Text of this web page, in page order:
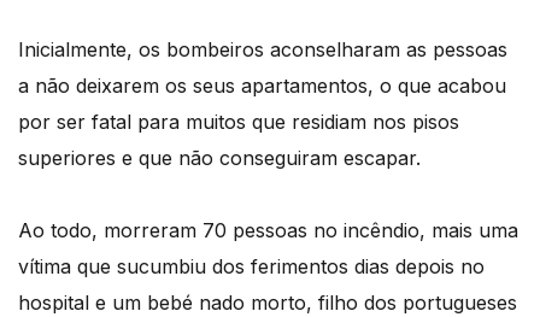
Inicialmente, os bombeiros aconselharam as pessoas
a não deixarem os seus apartamentos, o que acabou
por ser fatal para muitos que residiam nos pisos
superiores e que não conseguiram escapar.
Ao todo, morreram 70 pessoas no incêndio, mais uma
vítima que sucumbiu dos ferimentos dias depois no
hospital e um bebé nado morto, filho dos portugueses